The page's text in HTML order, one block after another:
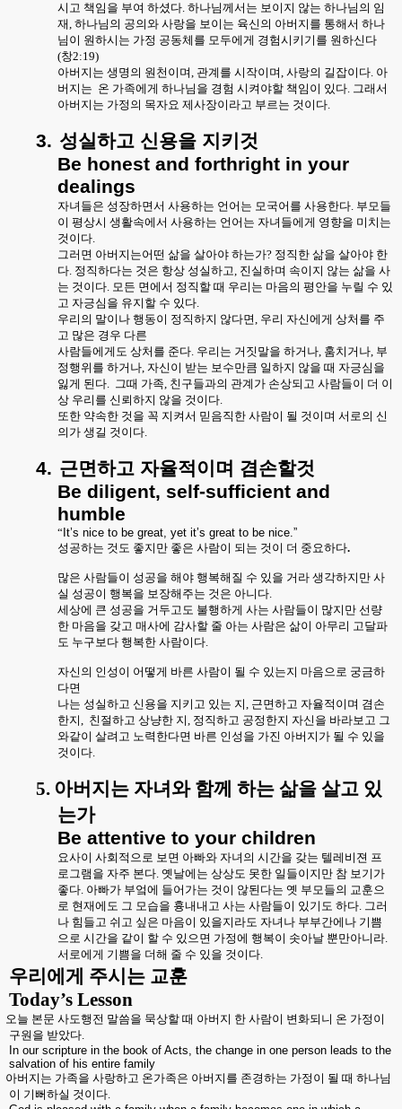
시고 책임을 부여 하셨다. 하나님께서는 보이지 않는 하나님의 임
재, 하나님의 공의와 사랑을 보이는 육신의 아버지를 통해서 하나
님이 원하시는 가정 공동체를 모두에게 경험시키기를 원하신다
(창2:19)
아버지는 생명의 원천이며, 관계를 시작이며, 사랑의 길잡이다. 아
버지는 온 가족에게 하나님을 경험 시켜야할 책임이 있다. 그래서
아버지는 가정의 목자요 제사장이라고 부르는 것이다.
3. 성실하고 신용을 지키것
Be honest and forthright in your
dealings
자녀들은 성장하면서 사용하는 언어는 모국어를 사용한다. 부모들
이 평상시 생활속에서 사용하는 언어는 자녀들에게 영향을 미치는
것이다.
그러면 아버지는어떤 삶을 살아야 하는가? 정직한 삶을 살아야 한
다. 정직하다는 것은 항상 성실하고, 진실하며 속이지 않는 삶을 사
는 것이다. 모든 면에서 정직할 때 우리는 마음의 평안을 누릴 수 있
고 자긍심을 유지할 수 있다.
우리의 말이나 행동이 정직하지 않다면, 우리 자신에게 상처를 주
고 많은 경우 다른
사람들에게도 상처를 준다. 우리는 거짓말을 하거나, 훔치거나, 부
정행위를 하거나, 자신이 받는 보수만큼 일하지 않을 때 자긍심을
잃게 된다. 그때 가족, 친구들과의 관계가 손상되고 사람들이 더 이
상 우리를 신뢰하지 않을 것이다.
또한 약속한 것을 꼭 지켜서 믿음직한 사람이 될 것이며 서로의 신
의가 생길 것이다.
4. 근면하고 자율적이며 겸손할것
Be diligent, self-sufficient and
humble
“ It’s nice to be great, yet it’s great to be nice.”
성공하는 것도 좋지만 좋은 사람이 되는 것이 더 중요하다.
많은 사람들이 성공을 해야 행복해질 수 있을 거라 생각하지만 사
실 성공이 행복을 보장해주는 것은 아니다.
세상에 큰 성공을 거두고도 불행하게 사는 사람들이 많지만 선량
한 마음을 갖고 매사에 감사할 줄 아는 사람은 삶이 아무리 고달파
도 누구보다 행복한 사람이다.
자신의 인성이 어떻게 바른 사람이 될 수 있는지 마음으로 궁금하
다면
나는 성실하고 신용을 지키고 있는 지, 근면하고 자율적이며 겸손
한지, 친절하고 상냥한 지, 정직하고 공정한지 자신을 바라보고 그
와같이 살려고 노력한다면 바른 인성을 가진 아버지가 될 수 있을
것이다.
5. 아버지는 자녀와 함께 하는 삶을 살고 있
는가
Be attentive to your children
요사이 사회적으로 보면 아빠와 자녀의 시간을 갖는 텔레비젼 프
로그램을 자주 본다. 옛날에는 상상도 못한 일들이지만 참 보기가
좋다. 아빠가 부엌에 들어가는 것이 않된다는 옛 부모들의 교훈으
로 현재에도 그 모습을 흉내내고 사는 사람들이 있기도 하다. 그러
나 힘들고 쉬고 싶은 마음이 있을지라도 자녀나 부부간에나 기쁨
으로 시간을 같이 할 수 있으면 가정에 행복이 솟아날 뿐만아니라.
서로에게 기쁨을 더해 줄 수 있을 것이다.
우리에게 주시는 교훈
Today’s Lesson
오늘 본문 사도행전 말씀을 묵상할 때 아버지 한 사람이 변화되니 온 가정이
구원을 받았다.
In our scripture in the book of Acts, the change in one person leads to the
salvation of his entire family
아버지는 가족을 사랑하고 온가족은 아버지를 존경하는 가정이 될 때 하나님
이 기뻐하실 것이다.